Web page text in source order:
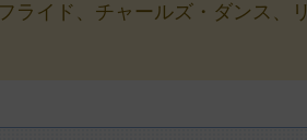
ライド、チャールズ・ダンス、リ